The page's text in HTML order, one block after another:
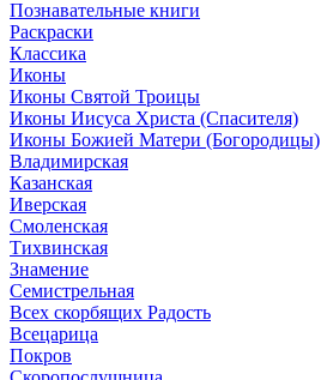
Познавательные книги
Раскраски
Классика
Иконы
Иконы Святой Троицы
Иконы Иисуса Христа (Спасителя)
Иконы Божией Матери (Богородицы)
Владимирская
Казанская
Иверская
Смоленская
Тихвинская
Знамение
Семистрельная
Всех скорбящих Радость
Всецарица
Покров